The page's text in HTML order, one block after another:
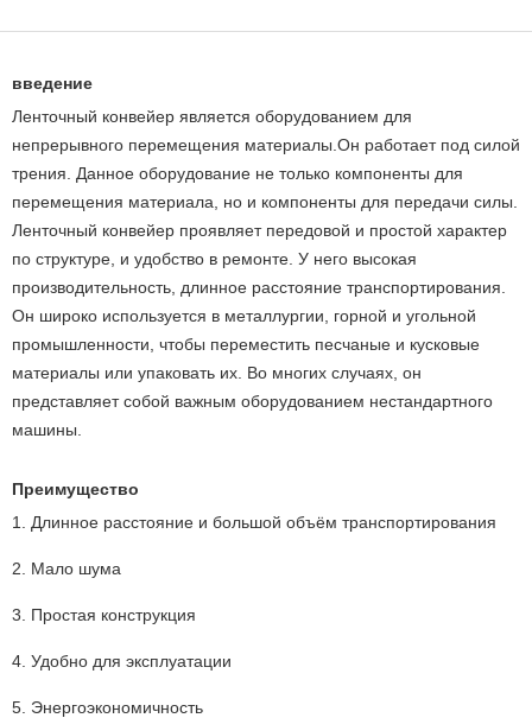
введение
Ленточный конвейер является оборудованием для
непрерывного перемещения материалы.Он работает под силой
трения. Данное оборудование не только компоненты для
перемещения материала, но и компоненты для передачи силы.
Ленточный конвейер проявляет передовой и простой характер
по структуре, и удобство в ремонте. У него высокая
производительность, длинное расстояние транспортирования.
Он широко используется в металлургии, горной и угольной
промышленности, чтобы переместить песчаные и кусковые
материалы или упаковать их. Во многих случаях, он
представляет собой важным оборудованием нестандартного
машины.
Преимущество
1. Длинное расстояние и большой объём транспортирования
2. Мало шума
3. Простая конструкция
4. Удобно для эксплуатации
5. Энергоэкономичность